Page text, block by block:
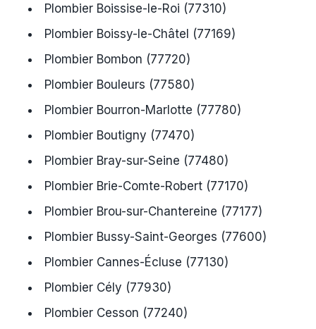
Plombier Boissise-le-Roi (77310)
Plombier Boissy-le-Châtel (77169)
Plombier Bombon (77720)
Plombier Bouleurs (77580)
Plombier Bourron-Marlotte (77780)
Plombier Boutigny (77470)
Plombier Bray-sur-Seine (77480)
Plombier Brie-Comte-Robert (77170)
Plombier Brou-sur-Chantereine (77177)
Plombier Bussy-Saint-Georges (77600)
Plombier Cannes-Écluse (77130)
Plombier Cély (77930)
Plombier Cesson (77240)